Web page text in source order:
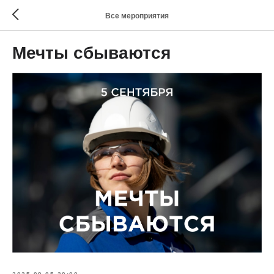
Все мероприятия
Мечты сбываются